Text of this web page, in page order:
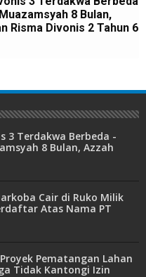
8 Bulan,
Risma Divonis 2 Tahun 6
3 Terdakwa Berbeda -
8 Bulan, Azzah
2 Tahun 6 Bulan
Cair di Ruko Milik
Atas Nama PT
Pematangan Lahan
Tidak Kantongi Izin